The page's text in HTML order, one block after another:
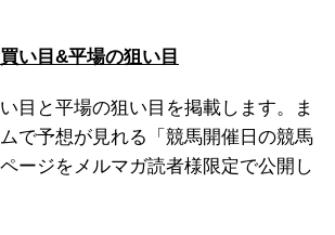
い目&平場の狙い目
目と平場の狙い目を掲載します。ま
で予想が見れる「競馬開催日の競馬
ージをメルマガ読者様限定で公開し